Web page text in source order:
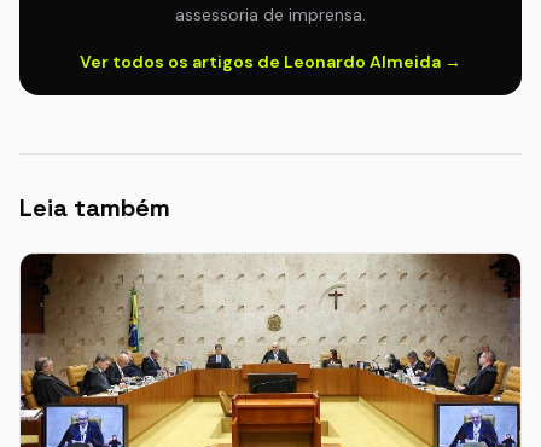
assessoria de imprensa.
Ver todos os artigos de Leonardo Almeida →
Leia também